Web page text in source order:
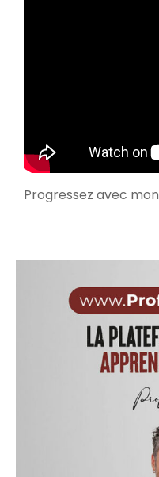
Progressez avec mon